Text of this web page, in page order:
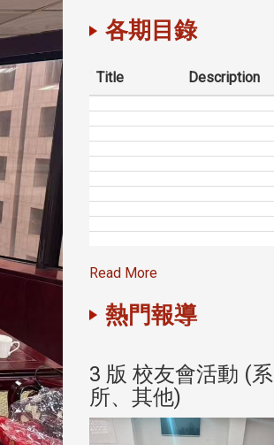
各期目錄
Title Description
Read More
熱門報導
(系
3 版 校友會活動 (系
所、其他)